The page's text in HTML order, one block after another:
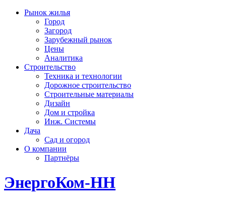
Рынок жилья
Город
Загород
Зарубежный рынок
Цены
Аналитика
Строительство
Техника и технологии
Дорожное строительство
Строительные материалы
Дизайн
Дом и стройка
Инж. Системы
Дача
Сад и огород
О компании
Партнёры
ЭнергоКом-НН